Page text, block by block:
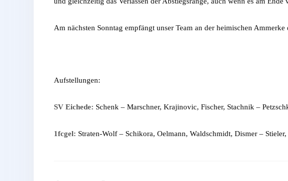
Am nächsten Sonntag empfängt unser Team an der heimischen
Aufstellungen:
SV Eichede: Schenk – Marschner, Krajinovic, Fischer, Stachnik –
1fcgel: Straten-Wolf – Schikora, Oelmann, Waldschmidt, Dismer –